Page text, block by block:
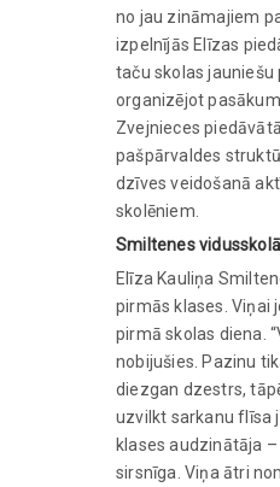
no jau zināmajiem
izpelnījās Elīzas
taču skolas jauniešu
organizējot
Zvejnieces
pašpārvaldes
dzīves veidošanā
skolēniem.
Smiltenes
Elīza Kauliņa
pirmās klases. Viņai
pirmā skolas diena.
nobijušies. Pazinu
diezgan dzestrs,
uzvilkt sarkanu flīsa
klases audzinātāja
sirsnīga. Viņa ātri